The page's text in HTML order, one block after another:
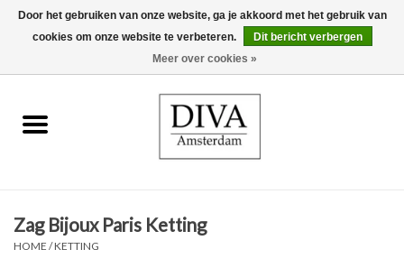
0 Artikelen - €0,00
Oorbellen
Ringen
Zag Bijoux Paris Ketting
HOME /KETTING
Door het gebruiken van onze website, ga je akkoord met het gebruik van
cookies om onze website te verbeteren.
Dit bericht verbergen
Meer over cookies »